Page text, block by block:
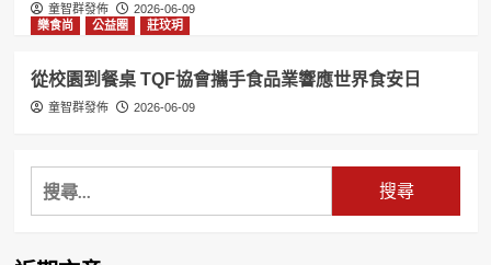
童智群發佈
2026-06-09
樂食尚
公益圈 莊玟玥
從校園到餐桌 TQF協會攜手食品業響應世界食安日
童智群發佈 2026-06-09
搜
尋
鍵